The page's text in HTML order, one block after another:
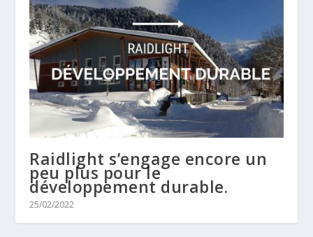
Raidlight s’engage encore un
peu plus pour le
développement durable.
25/02/2022